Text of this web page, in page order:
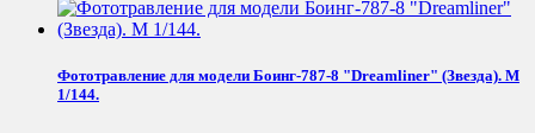
Фототравление для модели Боинг-787-8 "Dreamliner" (Звезда). М
1/144.